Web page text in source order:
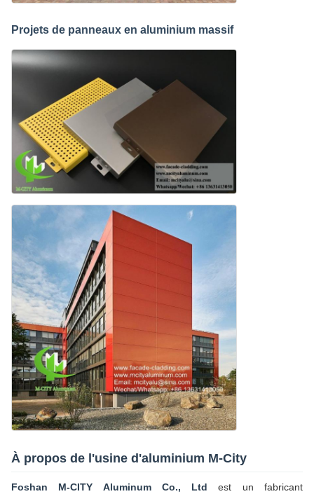
Projets de panneaux en aluminium massif
À propos de l'usine d'aluminium M-City
Foshan M-CITY Aluminum Co., Ltd est un fabricant